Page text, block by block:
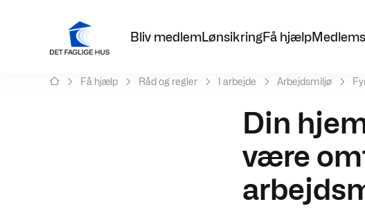
Bliv medlemLønsikringFå hjælp
Få hjælp Råd og regler I arbejde Arbejdsmiljø
Din
være